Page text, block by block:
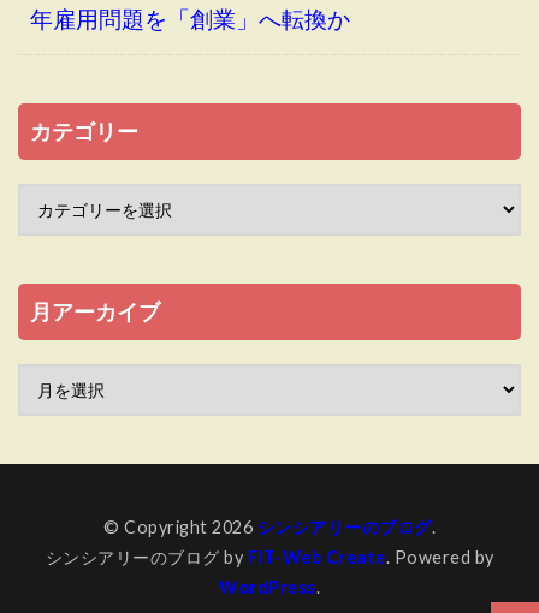
年雇用問題を「創業」へ転換か
カテゴリー
月アーカイブ
© Copyright 2026 シンシアリーのブログ.
シンシアリーのブログ by FIT-Web Create. Powered by
WordPress.